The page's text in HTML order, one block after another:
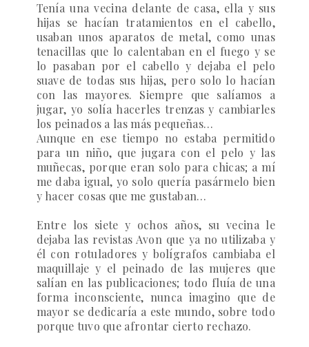
Tenía una vecina delante de casa, ella y sus
hijas se hacían tratamientos en el cabello,
usaban unos aparatos de metal, como unas
tenacillas que lo calentaban en el fuego y se
lo pasaban por el cabello y dejaba el pelo
suave de todas sus hijas, pero solo lo hacían
con las mayores. Siempre que salíamos a
jugar, yo solía hacerles trenzas y cambiarles
los peinados a las más pequeñas…
Aunque en ese tiempo no estaba permitido
para un niño, que jugara con el pelo y las
muñecas, porque eran solo para chicas; a mí
me daba igual, yo solo quería pasármelo bien
y hacer cosas que me gustaban…
Entre los siete y ochos años, su vecina le
dejaba las revistas Avon que ya no utilizaba y
él con rotuladores y bolígrafos cambiaba el
maquillaje y el peinado de las mujeres que
salían en las publicaciones; todo fluía de una
forma inconsciente, nunca imagino que de
mayor se dedicaría a este mundo, sobre todo
porque tuvo que afrontar cierto rechazo.